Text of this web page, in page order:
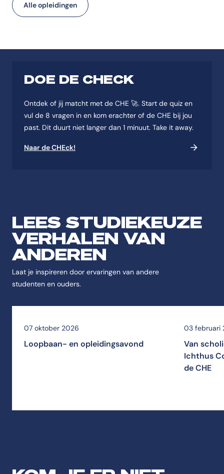
Alle opleidingen
DOE DE CHECK
Ontdek of jij matcht met de CHE 🚀. Start de quiz en
vul de 8 vragen in en kom erachter of de CHE bij jou
past. Dit duurt niet langer dan 1 minuut. Take it away.
Naar de CHEck!
LEES STUDIEKEUZE
VERHALEN VAN
ANDEREN
Laat je inspireren door ervaringen van andere
studenten en ouders.
07 oktober 2026
Loopbaan- en opleidingsavond
03 februari
Van
Ichthus
de CHE